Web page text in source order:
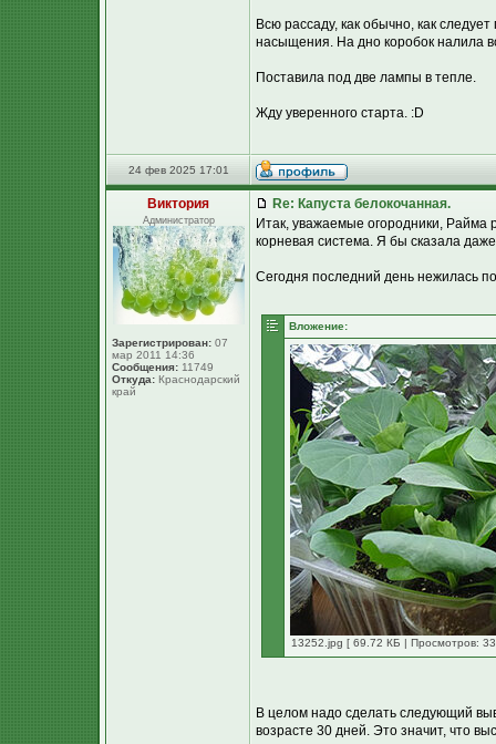
Всю рассаду, как обычно, как
насыщения. На дно коробок налила
Поставила под две лампы в тепле.
Жду уверенного старта. :D
24 фев 2025 17:01
Виктория
Администратор
Зарегистрирован: 07
мар 2011 14:36
Сообщения: 11749
Откуда: Краснодарский
край
Re: Капуста белокочанная.
Итак, уважаемые огородники, Райма
корневая система. Я бы сказала
Сегодня последний день нежилась
Вложение:
13252.jpg [ 69.72 КБ | Просмотров:
В целом надо сделать следующий
возрасте 30 дней. Это значит, что